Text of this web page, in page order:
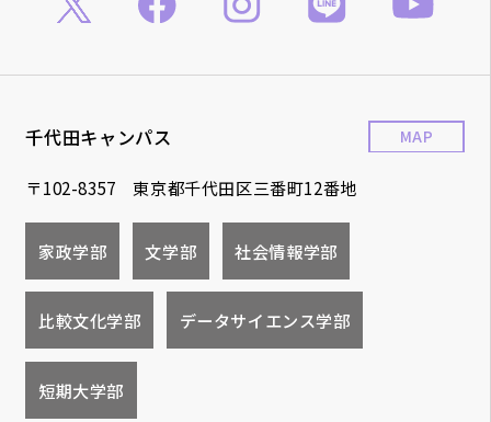
千代田キャンパス
〒102-8357 東京都千代田区三番町12番地
MAP
家政学部 文学部 社会情報学部
比較文化学部 データサイエンス学部
短期大学部